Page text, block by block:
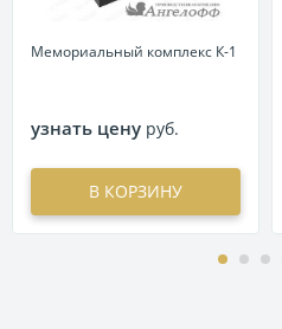
Мемориальный комплекс К-1
узнать цену руб.
В КОРЗИНУ